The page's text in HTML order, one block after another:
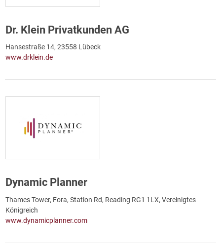
Dr. Klein Privatkunden AG
Hansestraße 14, 23558 Lübeck
www.drklein.de
Dynamic Planner
Thames Tower, Fora, Station Rd, Reading RG1 1LX, Vereinigtes
Königreich
www.dynamicplanner.com